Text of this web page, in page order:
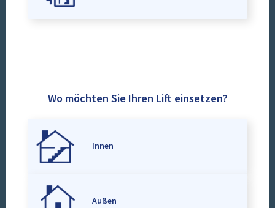
Wo möchten Sie Ihren Lift einsetzen?
Innen
Außen